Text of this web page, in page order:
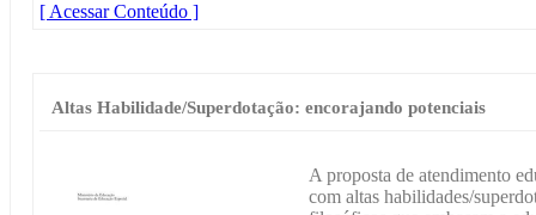
[ Acessar Conteúdo ]
Altas Habilidade/Superdotação: encorajando potenciais
A proposta de atendimento
com altas habilidades/